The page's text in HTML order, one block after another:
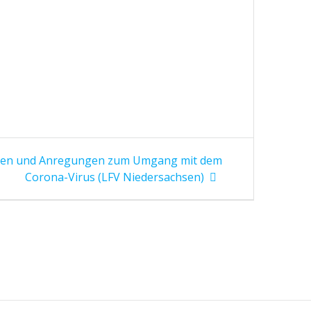
und Anregungen zum Umgang mit dem
Corona-Virus (LFV Niedersachsen)